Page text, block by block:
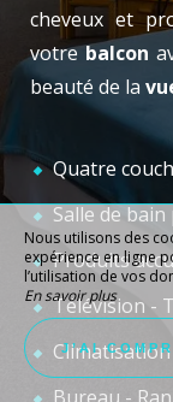
cheveux et
votrebalcon
beauté de la
Quatre
Salle de bain
Produits
Télévision -
Nous utilisons des
expérience en ligne
l’utilisation de vos
En savoir plus
J’AI